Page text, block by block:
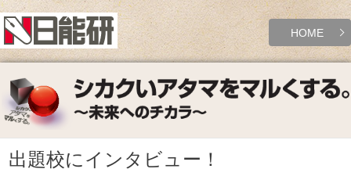
HOME
出題校にインタビュー！